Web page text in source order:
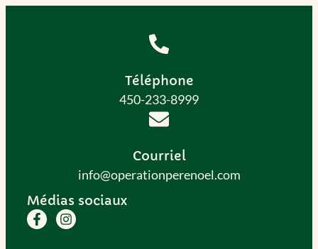
Téléphone
450-233-8999
Courriel
info@operationperenoel.com
Médias sociaux